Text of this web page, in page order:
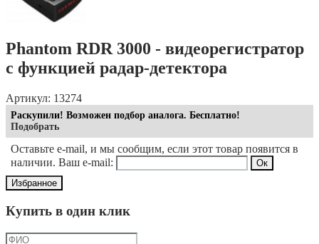
Phantom RDR 3000 - видеорегистратор
с функцией радар-детектора
Артикул: 13274
Раскупили! Возможен подбор аналога. Бесплатно!
Подобрать
Оставьте e-mail, и мы сообщим, если этот товар появится в
наличии. Ваш e-mail:
Избранное
Купить в один клик